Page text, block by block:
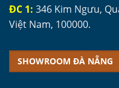
ĐC 1: 346 Kim Ngưu,
Việt Nam, 100000.
SHOWROOM ĐÀ NẴNG